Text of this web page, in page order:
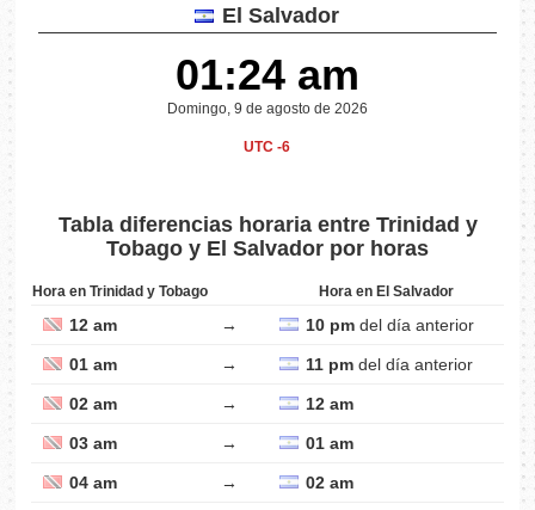
El Salvador
01:24 am
Domingo, 9 de agosto de 2026
UTC -6
Tabla diferencias horaria entre Trinidad y
Tobago y El Salvador por horas
Hora en Trinidad y Tobago Hora en El Salvador
12 am → 10 pm del día anterior
01 am → 11 pm del día anterior
02 am → 12 am
03 am → 01 am
04 am → 02 am